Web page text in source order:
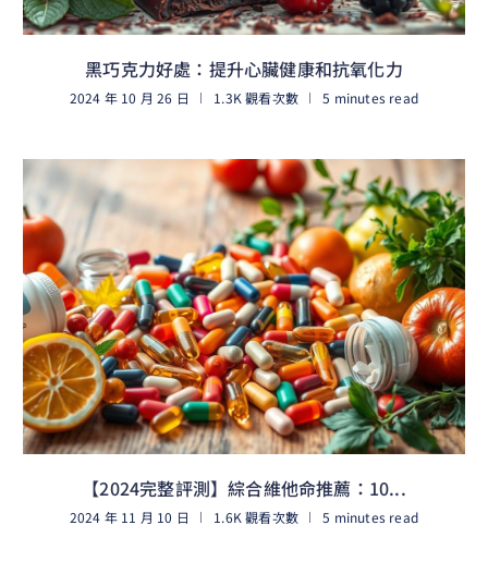
黑巧克力好處：提升心臟健康和抗氧化力
2024 年 10 月 26 日 1.3K 觀看次數
5 minutes read
【2024完整評測】綜合維他命推薦：10...
2024 年 11 月 10 日 1.6K 觀看次數
5 minutes read